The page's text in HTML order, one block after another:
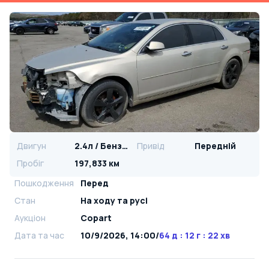
Двигун 2.4л / Бензин Привід
Передній
Пробіг
197,833 км
Пошкодження
Перед
Стан
На ​​ходу та русі
Аукціон
Copart
Дата та час
10/9/2026, 14:00/64 д : 12 г : 22 хв